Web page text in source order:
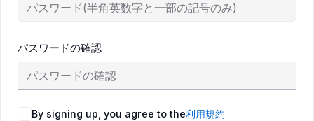
パスワードの確認
By signing up, you agree to the利用規約